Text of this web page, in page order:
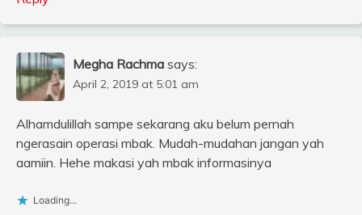
Megha Rachma says:
April 2, 2019 at 5:01 am
Alhamdulillah sampe sekarang aku belum pernah
ngerasain operasi mbak. Mudah-mudahan jangan yah
aamiin. Hehe makasi yah mbak informasinya
Loading...